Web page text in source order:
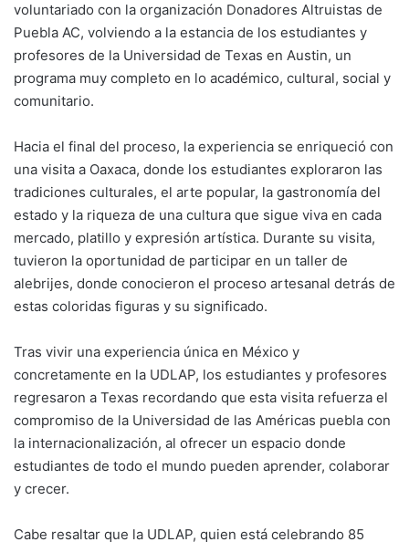
voluntariado con la organización Donadores Altruistas de
Puebla AC, volviendo a la estancia de los estudiantes y
profesores de la Universidad de Texas en Austin, un
programa muy completo en lo académico, cultural, social y
comunitario.
Hacia el final del proceso, la experiencia se enriqueció con
una visita a Oaxaca, donde los estudiantes exploraron las
tradiciones culturales, el arte popular, la gastronomía del
estado y la riqueza de una cultura que sigue viva en cada
mercado, platillo y expresión artística. Durante su visita,
tuvieron la oportunidad de participar en un taller de
alebrijes, donde conocieron el proceso artesanal detrás de
estas coloridas figuras y su significado.
Tras vivir una experiencia única en México y
concretamente en la UDLAP, los estudiantes y profesores
regresaron a Texas recordando que esta visita refuerza el
compromiso de la Universidad de las Américas puebla con
la internacionalización, al ofrecer un espacio donde
estudiantes de todo el mundo pueden aprender, colaborar
y crecer.
Cabe resaltar que la UDLAP, quien está celebrando 85